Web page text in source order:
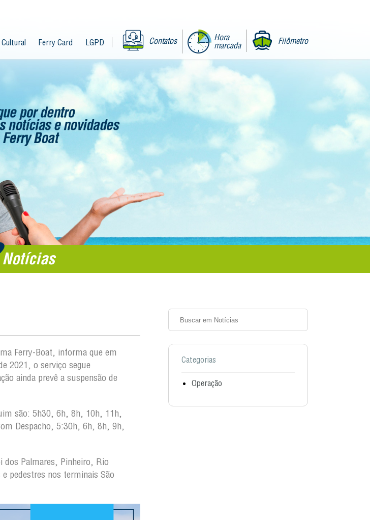
Contatos
Hora
marcada
Filômetro
Ferry Card LGPD
Notícias
Ferry-Boat, informa que em
2021, o serviço segue
ainda prevê a suspensão de
são: 5h30, 6h, 8h, 10h, 11h,
Despacho, 5:30h, 6h, 8h, 9h,
dos Palmares, Pinheiro, Rio
pedestres nos terminais São
Categorias
Operação